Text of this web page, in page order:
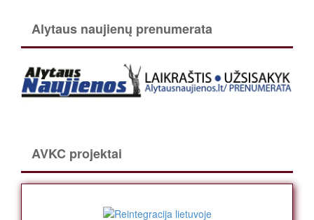
Alytaus naujienų prenumerata
AVKC projektai